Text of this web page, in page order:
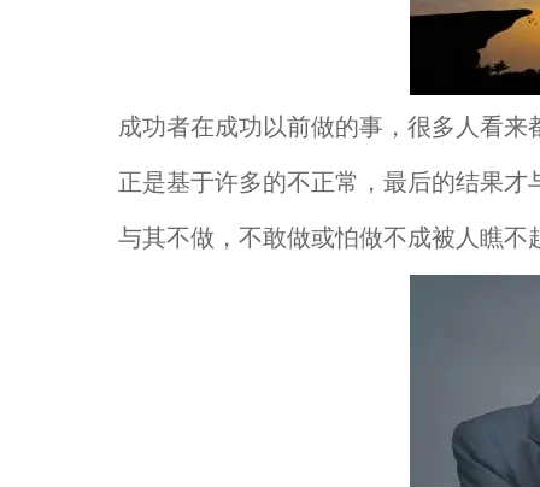
成功者在成功以前做的事，很多人看
正是基于许多的不正常，最后的结果才
与其不做，不敢做或怕做不成被人瞧